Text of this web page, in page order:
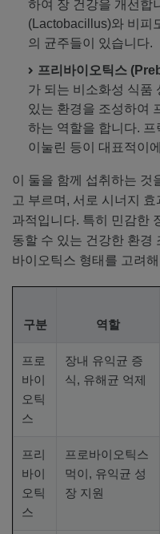
하여 장 건강을 개선합
(Lactobacillus)와 비피
의 균주들이 있습니다.
프리바이오틱스
가 되는 비소화성 식품
있는 환경을 조성하여
하는 역할을 합니다.
이눌린 등이 대표적이
이 둘을 함께 섭취하는 것
고 부르며, 서로 시너지
과적입니다. 특히 민감한
동할 수 있는 건강한 환경
바이오틱스 형태를 고려
구분 역할
프로
바이
오틱
스
장내 유익균 증
식, 유해균 억제
프리
바이
오틱
스
프로바이오틱스
먹이, 유익균 성
장 지원